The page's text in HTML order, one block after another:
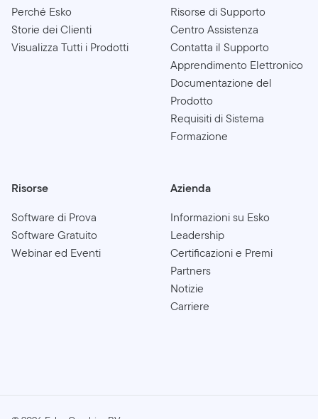
Perché Esko
Storie dei Clienti
Visualizza Tutti i Prodotti
Risorse di Supporto
Centro Assistenza
Contatta il Supporto
Apprendimento Elettronico
Documentazione del
Prodotto
Requisiti di Sistema
Formazione
Risorse
Software di Prova
Software Gratuito
Webinar ed Eventi
Azienda
Informazioni su Esko
Leadership
Certificazioni e Premi
Partners
Notizie
Carriere